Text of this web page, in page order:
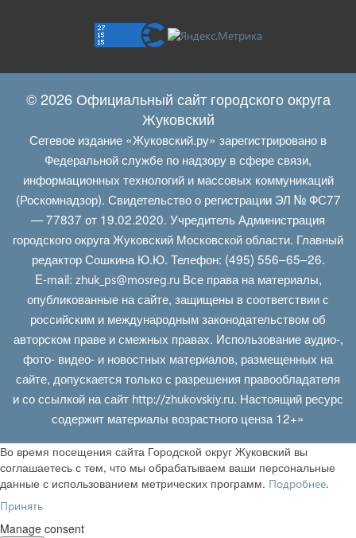
© 2026 Официальный сайт городского округа
Жуковский
Сетевое издание «Жуковский.ру» зарегистрировано в
Федеральной службе по надзору в сфере связи,
информационных технологий и массовых коммуникаций
(Роскомнадзор). Свидетельство о регистрации ЭЛ № ФС77
— 77837 от 19.02.2020. Учредитель Администрация
городского округа Жуковский Московской области. Главный
редактор Сошкина Ю.Ю. Телефон: (495) 556–65–26.
E‑mail: zhuk_ps@mosreg.ruВсе права на материалы,
опубликованные на сайте, защищены в соответствии с
российским и международным законодательством об
авторском праве и смежных правах. Использование аудио-,
фото- видео- и новостных материалов, размещенных на
сайте, допускается только с разрешения правообладателя
и со ссылкой на сайт http://zhukovskiy.ru. Настоящий ресурс
содержит материалы возрастного ценза 12+»
Во время посещения сайта Городской округ Жуковский вы
соглашаетесь с тем, что мы обрабатываем ваши персональные
данные с использованием метрических программ. Подробнее.
Принять
Manage consent